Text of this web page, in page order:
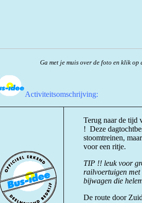
Ga met je muis over de foto en klik
Activiteitsomschrijving:
Terug naar de tijd
! Deze
stoomtreinen,
voor een ritje.
TIP !! leuk voor
railvoertuigen met
bijwagen die
De route door